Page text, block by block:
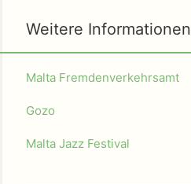
Weitere Informationen
Malta Fremdenverkehrsamt
Gozo
Malta Jazz Festival